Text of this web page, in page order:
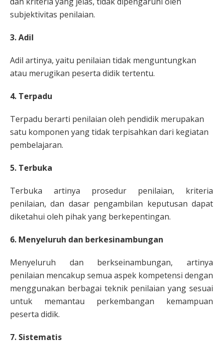
subjektivitas penilaian.
3. Adil
Adil artinya, yaitu penilaian tidak menguntungkan
atau merugikan peserta didik tertentu.
4. Terpadu
Terpadu berarti penilaian oleh pendidik merupakan
satu komponen yang tidak terpisahkan dari kegiatan
pembelajaran.
5. Terbuka
Terbuka artinya prosedur penilaian, kriteria
penilaian, dan dasar pengambilan keputusan dapat
diketahui oleh pihak yang berkepentingan.
6. Menyeluruh dan berkesinambungan
Menyeluruh dan berkseinambungan, artinya
penilaian mencakup semua aspek kompetensi dengan
menggunakan berbagai teknik penilaian yang sesuai
untuk memantau perkembangan kemampuan
peserta didik.
7. Sistematis